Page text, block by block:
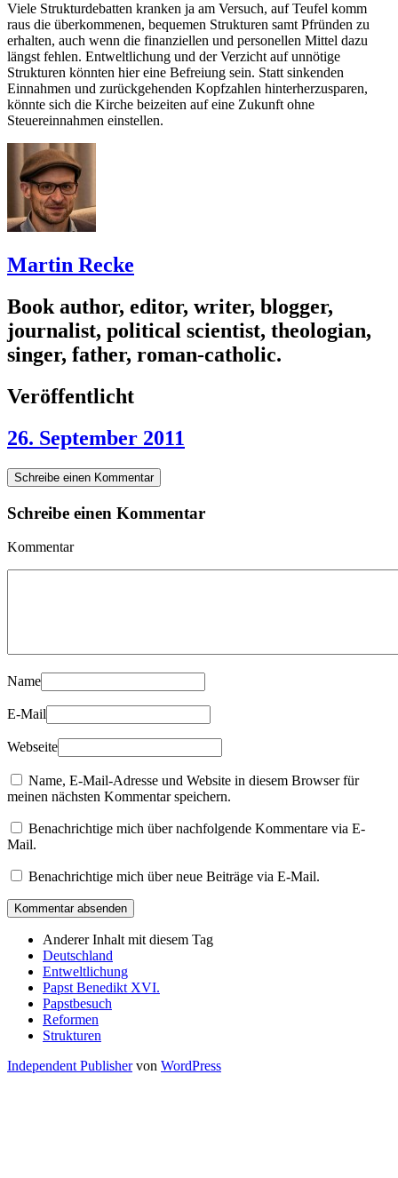
Viele Strukturdebatten kranken ja am Versuch, auf Teufel komm
raus die überkommenen, bequemen Strukturen samt Pfründen zu
erhalten, auch wenn die finanziellen und personellen Mittel dazu
längst fehlen. Entweltlichung und der Verzicht auf unnötige
Strukturen könnten hier eine Befreiung sein. Statt sinkenden
Einnahmen und zurückgehenden Kopfzahlen hinterherzusparen,
könnte sich die Kirche beizeiten auf eine Zukunft ohne
Steuereinnahmen einstellen.
Martin Recke
Book author, editor, writer, blogger,
journalist, political scientist, theologian,
singer, father, roman-catholic.
Veröffentlicht
26. September 2011
Schreibe einen Kommentar
Schreibe einen Kommentar
Kommentar
Name
E-Mail
Webseite
Name, E-Mail-Adresse und Website in diesem Browser für
meinen nächsten Kommentar speichern.
Benachrichtige mich über nachfolgende Kommentare via E-
Mail.
Benachrichtige mich über neue Beiträge via E-Mail.
Anderer Inhalt mit diesem Tag
Deutschland
Entweltlichung
Papst Benedikt XVI.
Papstbesuch
Reformen
Strukturen
Independent Publishervon WordPress